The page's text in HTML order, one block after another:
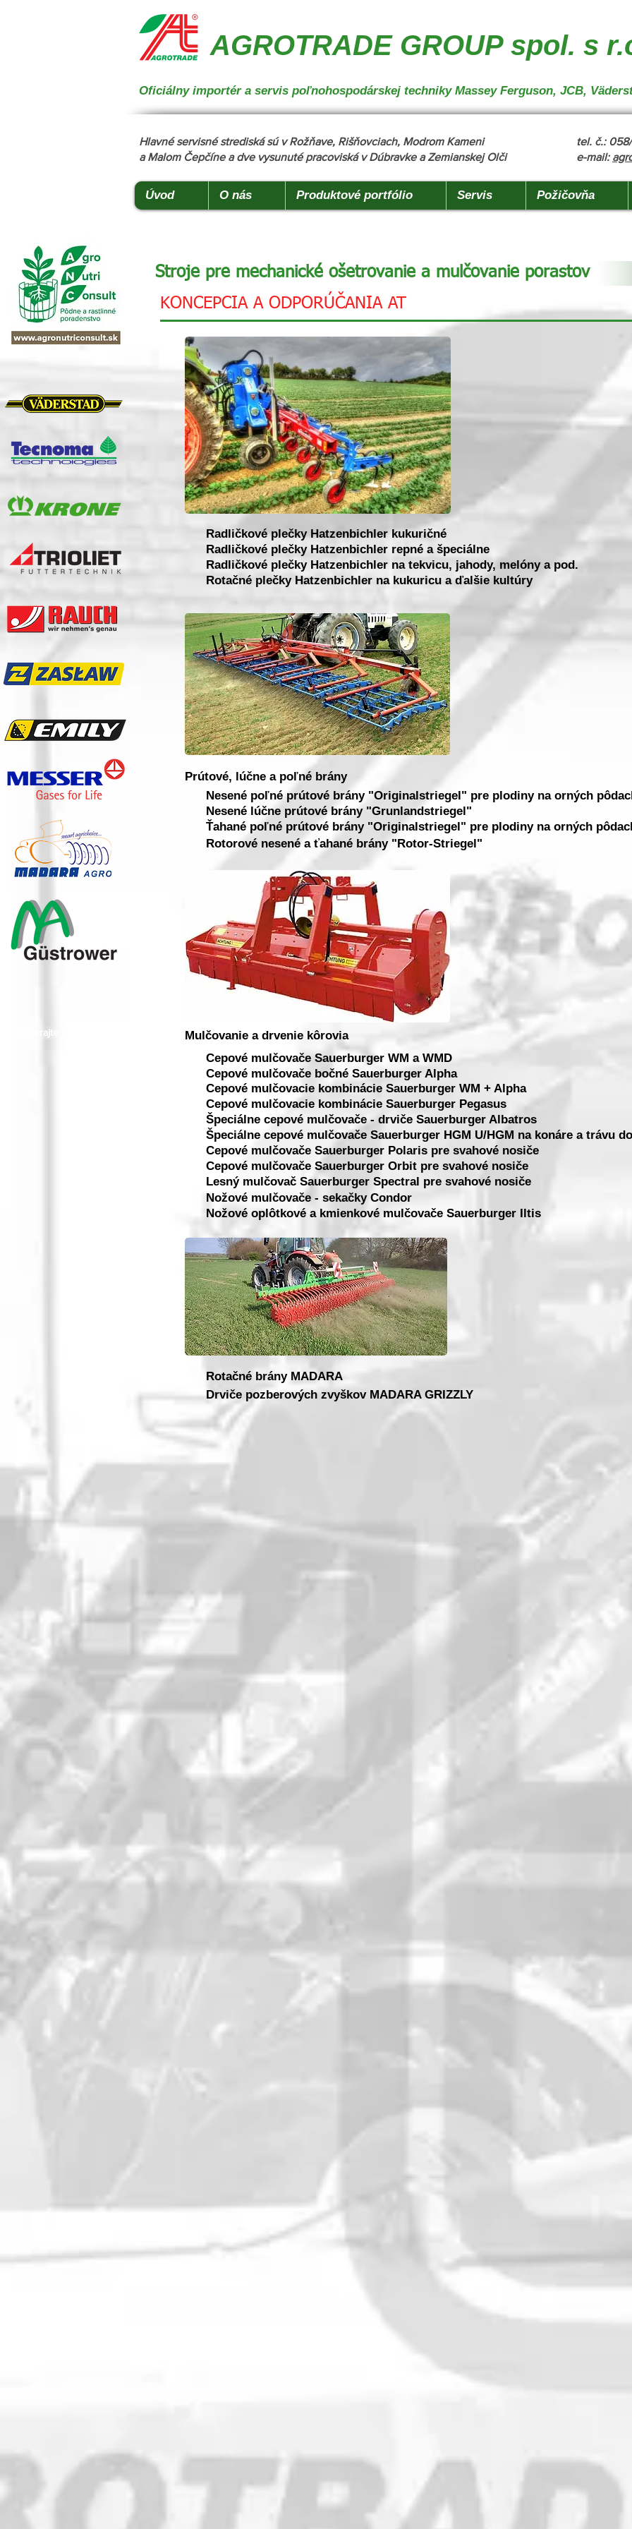
AGROTRADE GROUP spol. s
Oficiálny importér a servis poľnohospodárskej techniky Massey Ferguson, JCB,
Hlavné servisné strediská sú v Rožňave, Rišňovciach, Modrom Kameni
a Malom Čepčíne a dve vysunuté pracoviská v Dúbravke a Zemianskej Olči
tel. č.:
e-mail:
Úvod O nás Produktové portfólio Servis Požičovňa
Stroje pre mechanické ošetrovanie a mulčovanie porastov
KONCEPCIA A ODPORÚČANIA AT
Radličkové plečky Hatzenbichler kukuričné
Radličkové plečky Hatzenbichler repné a špeciálne
Radličkové plečky Hatzenbichler na tekvicu, jahody, melóny a pod.
Rotačné plečky Hatzenbichler na kukuricu a ďalšie kultúry
Prútové, lúčne a poľné brány
Nesené poľné prútové brány "Originalstriegel" pre plodiny na orných
Nesené lúčne prútové brány "Grunlandstriegel"
Ťahané poľné prútové brány "Originalstriegel" pre plodiny na orných
Rotorové nesené a ťahané brány "Rotor-Striegel"
Mulčovanie a drvenie kôrovia
Cepové mulčovače Sauerburger WM a WMD
Cepové mulčovacie kombinácie Sauerburger WM + Alpha
Cepové mulčovače bočné Sauerburger Alpha
Cepové mulčovacie kombinácie Sauerburger Pegasus
Špeciálne cepové mulčovače - drviče Sauerburger Albatros
Špeciálne cepové mulčovače Sauerburger HGM U/HGM na konáre a trávu
Cepové mulčovače Sauerburger Polaris pre svahové nosiče
Cepové mulčovače Sauerburger Orbit pre svahové nosiče
Lesný mulčovač Sauerburger Spectral pre svahové nosiče
Nožové mulčovače - sekačky Condor
Nožové oplôtkové a kmienkové mulčovače Sauerburger Iltis
Rotačné brány MADARA
Drviče pozberových zvyškov MADARA GRIZZLY
Odoberajte naše novinky